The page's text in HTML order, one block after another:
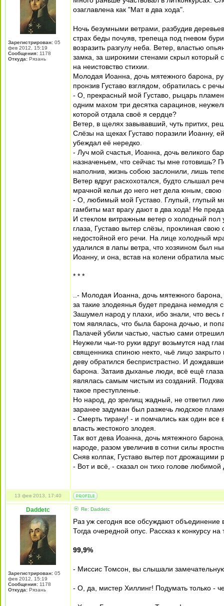
Зарегистрирован: 05
фев 2012, 15:19
Сообщения: 1178
Откуда: Рязань
озаглавлена как "Мат в два хода".
Ночь безумными ветрами, разбудив
страх беды почуяв, трепеща под гневом
возразить разгулу неба. Ветер, властью
замка, за широкими стенами скрыл который
на неистовство стихии.
Молодая Иоанна, дочь мятежного барона,
пронзив Густаво взглядом, обратилась с
- О, прекрасный мой Густаво, рыцарь
одним махом три десятка сарацинов,
которой отдала своё я сердце?
Ветер, в щелях завывавший, чуть притих,
Слёзы на щеках Густаво поразили Иоанну,
убеждал её нередко.
- Луч мой счастья, Иоанна, дочь великого
назначеньем, что сейчас ты мне
наполнив, жизнь собою заслонили, лишь
Ветер вдруг расхохотался, будто слышал
мрачной кельи до него нет дела юным,
- О, любимый мой Густаво. Глупый, глупый
гамбиты мат врагу дают в два хода! Не
И стеклом витражным ветер о холодный пол
глаза, Густаво вытер слёзы, проклиная
недостойной его речи. На лице холодный
удалился в лапы ветра, что хозяином был
Иоанну, и она, встав на колени обратила
* * *
..- Молодая Иоанна, дочь мятежного
за такие злодеянья будет предана
Зашумел народ у плахи, ибо знали, что
том являлась, что была барона дочью, и
Палачей убили частью, частью сами
Неужели чьи-то руки вдруг возьмутся над
священника спиною некто, чьё лицо
деву обратился беспристрастно. И
барона. Затаив дыханье люди, всё ещё
являлась самым чистым из созданий.
такое преступленье.
Но народ, до зрелищ жадный, не ответил
заранее задуман был разжечь людское
- Смерть тирану! - и помчались как один все
власть жестокого злодея.
Так вот дева Иоанна, дочь мятежного
народе, разом увеличив в сотни силы
Сняв колпак, Густаво вытер пот дрожащими
- Вот и всё, - сказал он тихо голове
13 фев 2013, 17:40
Daddetc
Зарегистрирован: 05
фев 2012, 15:19
Сообщения: 1178
Откуда: Рязань
Re: Daddetc
Раз уж сегодня все обсуждают объединение
Тогда очередной опус. Рассказ к конкурсу
99,9%
- Миссис Томсон, вы слышали
- О, да, мистер Хиллинг! Подумать только -